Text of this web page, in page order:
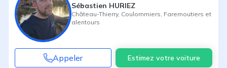
Sébastien HURIEZ
Château-Thierry, Coulommiers Faremoutiers et
alentours
Appeler Estimez votre voiture